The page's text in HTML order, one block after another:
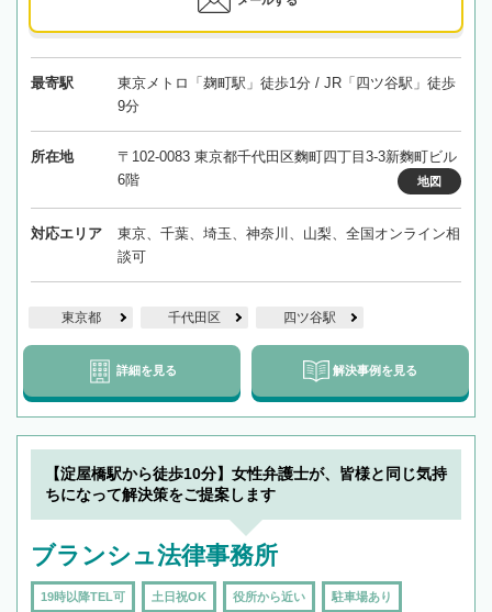
最寄駅
東京メトロ「麹町駅」徒歩1分 / JR「四ツ谷駅」徒歩
9分
所在地
〒102-0083 東京都千代田区麴町四丁目3-3新麴町ビル
6階
地図
対応エリア
東京、千葉、埼玉、神奈川、山梨、全国オンライン相
談可
東京都 千代田区 四ツ谷駅
詳細を見る 解決事例を見る
【淀屋橋駅から徒歩10分】女性弁護士が、皆様と同じ気持
ちになって解決策をご提案します
ブランシュ法律事務所
19時以降TEL可 土日祝OK 役所から近い 駐車場あり